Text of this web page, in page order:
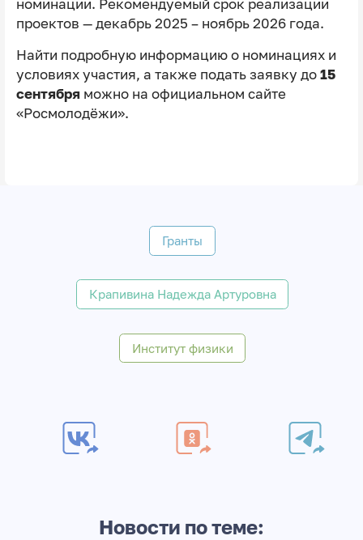
номинации. Рекомендуемый срок реализации
проектов — декабрь 2025 – ноябрь 2026 года.
Найти подробную информацию о номинациях и
условиях участия, а также подать заявку до 15
сентября можно на официальном сайте
«Росмолодёжи».
Гранты
Крапивина Надежда Артуровна
Институт физики
Новости по теме: